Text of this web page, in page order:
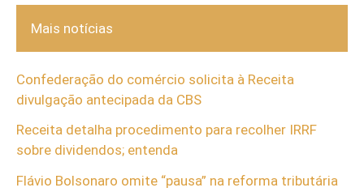
Mais notícias
Confederação do comércio solicita à Receita
divulgação antecipada da CBS
Receita detalha procedimento para recolher IRRF
sobre dividendos; entenda
Flávio Bolsonaro omite “pausa” na reforma tributária